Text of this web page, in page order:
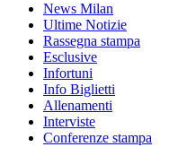
News Milan
Ultime Notizie
Rassegna stampa
Esclusive
Infortuni
Info Biglietti
Allenamenti
Interviste
Conferenze stampa